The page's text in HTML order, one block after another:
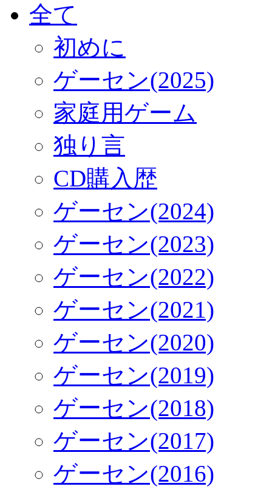
全て
初めに
ゲーセン(2025)
家庭用ゲーム
独り言
CD購入歴
ゲーセン(2024)
ゲーセン(2023)
ゲーセン(2022)
ゲーセン(2021)
ゲーセン(2020)
ゲーセン(2019)
ゲーセン(2018)
ゲーセン(2017)
ゲーセン(2016)